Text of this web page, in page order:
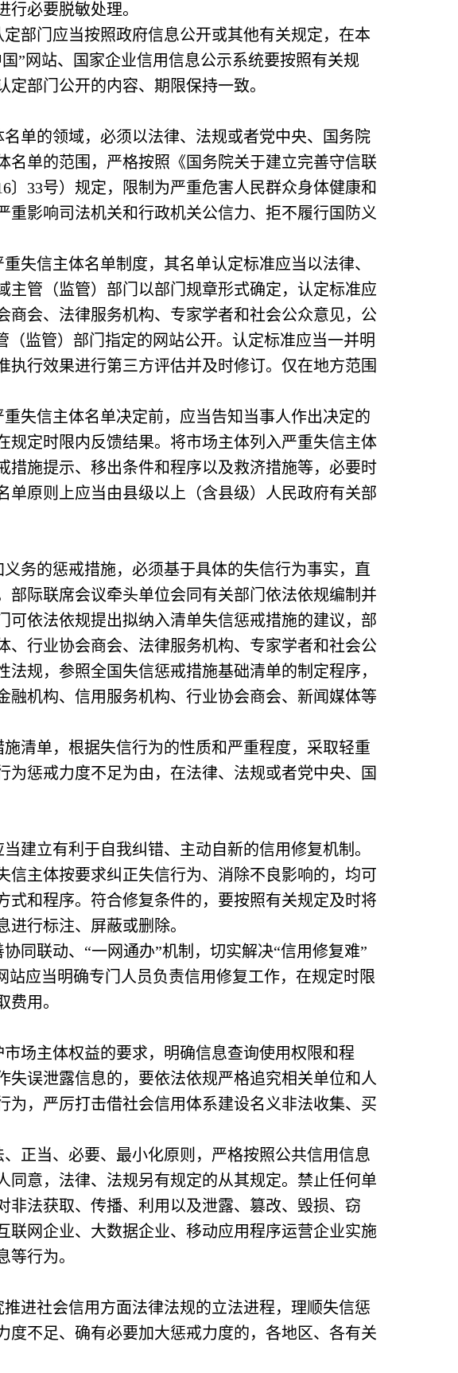
必要脱敏处理。
门应当按照政府信息公开或其他有关规定，在本
”网站、国家企业信用信息公示系统要按照有关规
部门公开的内容、期限保持一致。
的领域，必须以法律、法规或者党中央、国务院
单的范围，严格按照《国务院关于建立完善守信联
33号）规定，限制为严重危害人民群众身体健康和
影响司法机关和行政机关公信力、拒不履行国防义
信主体名单制度，其名单认定标准应当以法律、
管（监管）部门以部门规章形式确定，认定标准应
会、法律服务机构、专家学者和社会公众意见，公
监管）部门指定的网站公开。认定标准应当一并明
行效果进行第三方评估并及时修订。仅在地方范围
信主体名单决定前，应当告知当事人作出决定的
定时限内反馈结果。将市场主体列入严重失信主体
施提示、移出条件和程序以及救济措施等，必要时
原则上应当由县级以上（含县级）人民政府有关部
的惩戒措施，必须基于具体的失信行为事实，直
际联席会议牵头单位会同有关部门依法依规编制并
依法依规提出拟纳入清单失信惩戒措施的建议，部
、行业协会商会、法律服务机构、专家学者和社会公
规，参照全国失信惩戒措施基础清单的制定程序，
机构、信用服务机构、行业协会商会、新闻媒体等
单，根据失信行为的性质和严重程度，采取轻重
惩戒力度不足为由，在法律、法规或者党中央、国
立有利于自我纠错、主动自新的信用修复机制。
主体按要求纠正失信行为、消除不良影响的，均可
和程序。符合修复条件的，要按照有关规定及时将
行标注、屏蔽或删除。
联动、“一网通办”机制，切实解决“信用修复难”
应当明确专门人员负责信用修复工作，在规定时限
用。
主体权益的要求，明确信息查询使用权限和程
误泄露信息的，要依法依规严格追究相关单位和人
，严厉打击借社会信用体系建设名义非法收集、买
当、必要、最小化原则，严格按照公共信用信息
同意，法律、法规另有规定的从其规定。禁止任何单
法获取、传播、利用以及泄露、篡改、毁损、窃
网企业、大数据企业、移动应用程序运营企业实施
行为。
社会信用方面法律法规的立法进程，理顺失信惩
不足、确有必要加大惩戒力度的，各地区、各有关